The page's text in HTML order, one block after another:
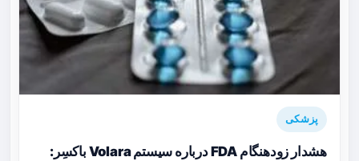
پزشکی
هشدار زودهنگام FDA درباره سیستم Volara باکسِر: